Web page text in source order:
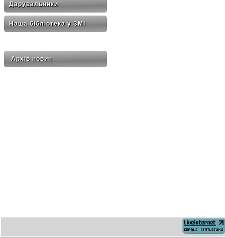
Дарувальники
Наша бібліотека у ЗМІ
Архів новин